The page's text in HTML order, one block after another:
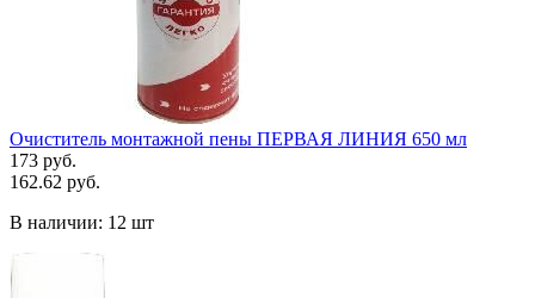
Очиститель монтажной пены ПЕРВАЯ ЛИНИЯ 650 мл
173 руб.
162.62 руб.
В наличии: 12 шт